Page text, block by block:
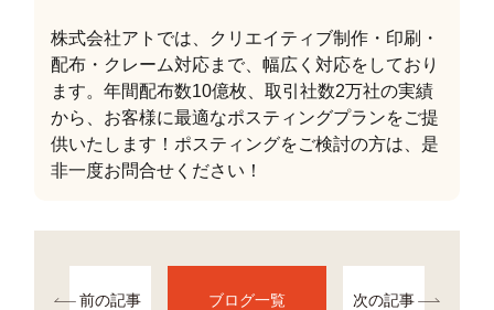
株式会社アトでは、クリエイティブ制作・印刷・
配布・クレーム対応まで、幅広く対応をしており
ます。年間配布数10億枚、取引社数2万社の実績
から、お客様に最適なポスティングプランをご提
供いたします！ポスティングをご検討の方は、是
非一度お問合せください！
前の記事 ブログ一覧 次の記事